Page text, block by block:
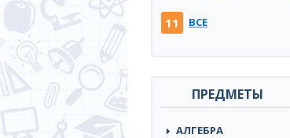
11 ВСЕ
ПРЕДМЕТЫ
АЛГЕБРА